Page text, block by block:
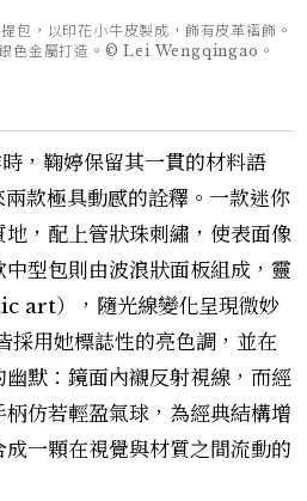
以印花小牛皮製成，飾有皮革褶飾。
銀色金屬打造。© Lei Wengqingao。
，鞠婷保留其一貫的材料語
款極具動感的詮釋。一款迷你
，配上管狀珠刺繡，使表面像
型包則由波浪狀面板組成，靈
art），隨光線變化呈現微妙
採用她標誌性的亮色調，並在
默：鏡面內襯反射視線，而經
仿若輕盈氣球，為經典結構增
一顆在視覺與材質之間流動的